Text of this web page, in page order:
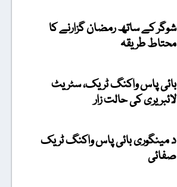
شوگر کے ساتھ رمضان گزارنے کا
محتاط طریقہ
بائی پاس واکنگ ٹریک، سٹریٹ
لائبریری کی حالت زار
د مینگوری بائی پاس واکنگ ٹریک
صفائی